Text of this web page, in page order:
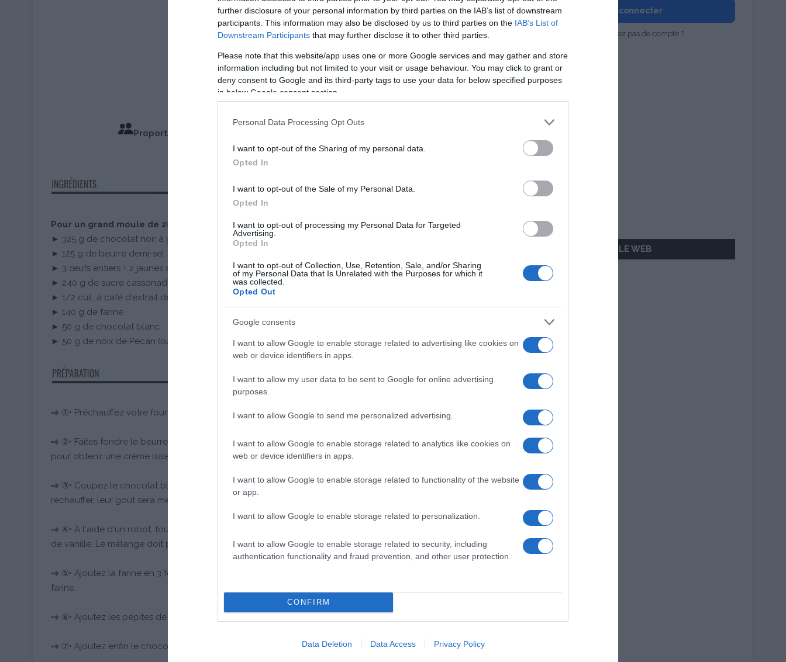
further disclosure of your personal information by third parties on the IAB’s list of downstream
participants. This information may also be disclosed by us to third parties on the IAB’s List of
Downstream Participants that may further disclose it to other third parties.
Please note that this website/app uses one or more Google services and may gather and store
information including but not limited to your visit or usage behaviour. You may click to grant or
deny consent to Google and its third-party tags to use your data for below specified purposes
in below Google consent section.
Personal Data Processing Opt Outs
I want to opt-out of the Sharing of my personal data.
Opted In
I want to opt-out of the Sale of my Personal Data.
Opted In
I want to opt-out of processing my Personal Data for Targeted
Advertising.
Opted In
I want to opt-out of Collection, Use, Retention, Sale, and/or Sharing
of my Personal Data that Is Unrelated with the Purposes for which it
was collected.
Opted Out
Google consents
I want to allow Google to enable storage related to advertising like cookies on
web or device identifiers in apps.
I want to allow my user data to be sent to Google for online advertising
purposes.
I want to allow Google to send me personalized advertising.
I want to allow Google to enable storage related to analytics like cookies on
web or device identifiers in apps.
I want to allow Google to enable storage related to functionality of the website
or app.
I want to allow Google to enable storage related to personalization.
I want to allow Google to enable storage related to security, including
authentication functionality and fraud prevention, and other user protection.
CONFIRM
Data Deletion Data Access Privacy Policy
Proportions pour 15 Personnes
Temps de Cuisson 25 Minutes
Pour un grand moule de 28×22 cm
► 325 g de chocolat noir à pâtisser
► 125 g de beurre demi-sel
► 3 œufs entiers + 2 jaunes d’œufs
► 240 g de sucre cassonade
► 1/2 cuil. à café d'extrait de vanille
► 140 g de farine
► 50 g de chocolat blanc
► 50 g de noix de Pécan (ou autres)
①• Préchauffez votre four à 180°C (th.6).
②• Faites fondre le beurre et le chocolat noir en morceaux au micro-ondes pendant 1m30. Mélangez bien
pour obtenir une crème lisse et brillante. Laissez tiédir.
③• Coupez le chocolat blanc en morceaux. Poêlez rapidement les noix de Pécan sur feu vif, juste pour les
réchauffer, leur goût sera meilleur. Puis concassez-les en gros morceaux.
④• À l'aide d'un robot, fouettez pendant 2 ou 3 minutes le sucre avec les œufs et les jaunes. Ajoutez l'extrait
de vanille. Le mélange doit prendre du volume et devenir mousseux.
⑤• Ajoutez la farine en 3 fois. Mélangez bien à chaque fois à l'aide d'une Maryse pour bien incorporer la
farine.
⑥• Ajoutez les pépites de chocolat blanc et les noix à la pâte.
⑦• Ajoutez enfin le chocolat fondu puis mélangez.
Se connecter
Vous n'avez pas de compte ?
AILLEURS SUR LE WEB